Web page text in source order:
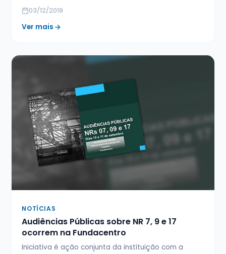
03/12/2019
Ver mais
NOTÍCIAS
Audiências Públicas sobre NR 7, 9 e 17
ocorrem na Fundacentro
Iniciativa é ação conjunta da instituição com a